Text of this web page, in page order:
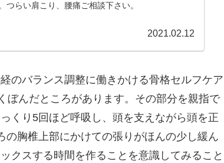
つらい肩こり、腰痛ご相談下さい。
2021.02.12
のバランス調整に働きかける骨格セルフケア
ぼんだところがあります。その部分を親指で
くり5回ほど呼吸し、頭を支えながら頭を正
胸椎上部にかけての張りがほんの少し緩ん
クスする時間を作ることを意識してみること